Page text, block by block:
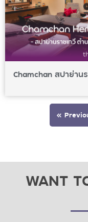
Chamchan สปาย่าน
«
WANT